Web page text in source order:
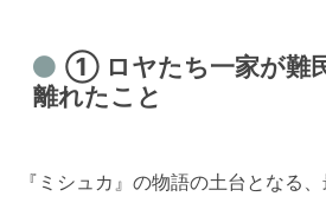
① ロヤたち一家が難
離れたこと
『ミシュカ』の物語の土台となる